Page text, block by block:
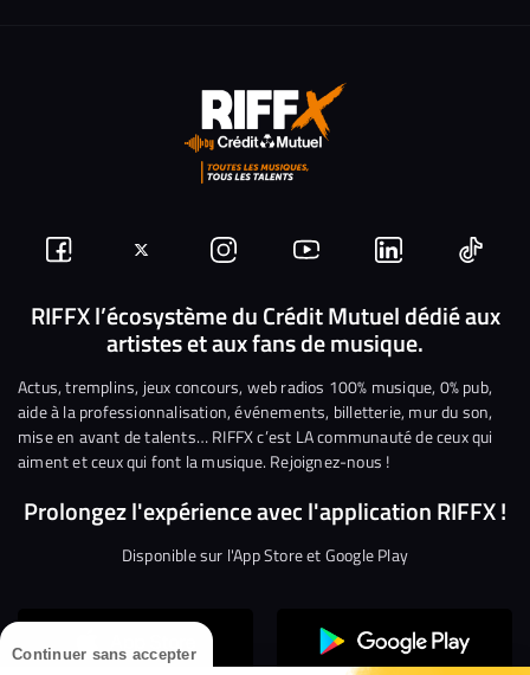
Continuer sans accepter
Suivez-
nous
Facebook
Suivez-
nous
sur
Twitter
Nous
rejoindre
sur
Instagram
Nous
rejoindre
sur
YouTube
Nous
rejoindre
sur
Linkedin
Nous
RIFFX l’écosystème du Crédit Mutuel dédié aux
artistes et aux fans de musique.
Actus, tremplins, jeux concours, web radios 100% musique, 0% pub,
aide à la professionnalisation, événements, billetterie, mur du son,
mise en avant de talents… RIFFX c’est LA communauté de ceux qui
aiment et ceux qui font la musique. Rejoignez-nous !
Prolongez l'expérience avec l'application RIFFX !
Disponible sur l'App Store et Google Play